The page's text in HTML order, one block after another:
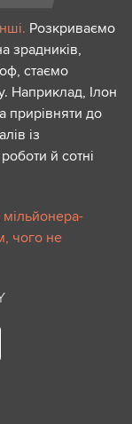
Розкриваємо
зрадників,
стаємо
Наприклад, Ілон
прирівняти до
із
й сотні
чого не